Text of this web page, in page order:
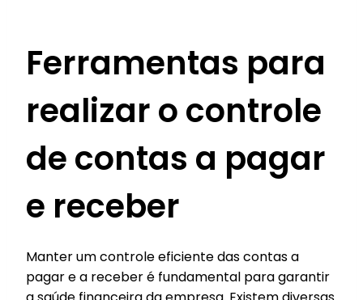
Ferramentas para
realizar o controle
de contas a pagar
e receber
Manter um controle eficiente das contas a
pagar e a receber é fundamental para garantir